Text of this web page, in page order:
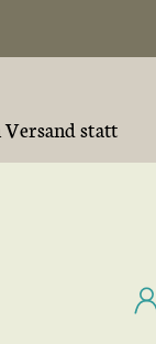
statt